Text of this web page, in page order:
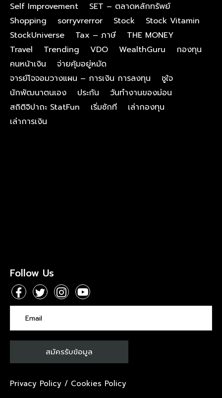
Self Improvement
SET – ตลาดหลักทรัพย์
Shopping
sorryvrerror Stock
Stock Vitamin
StockUniverse
Tax – ภาษี
THE MONEY
Travel
Trending VDO WealthGuru
กองทุน
คนหน้าเงิน
จ่ายคุ้มอยู่หมัด
จารย์โจจอมวางแผน – การเงิน การลงทุน
ชูใจ
นักพัฒนาตนเอง
ประกัน
วันทำงานของม่อน
สถิติจิปาถะ StatFun
เริ่มซักที
เล่ากองทุน
เล่าการเงิน
Follow Us
Privacy Policy / Cookies Policy